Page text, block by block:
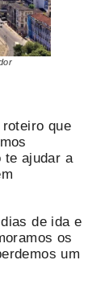
que
te ajudar a
de ida e
os
um